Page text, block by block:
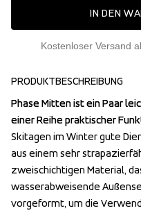
IN DEN
Kostenloser Versand
PRODUKTBESCHREIBUNG
Phase Mitten ist ein Paar
einer Reihe praktischer
Skitagen im Winter gute
aus einem sehr
zweischichtigen Material,
wasserabweisende
vorgeformt, um die
Phase Mitten ist ein Paar
einer Reihe praktischer
Skitagen im Winter gute
aus einem sehr
zweischichtigen Material,
wasserabweisende
vorgeformt, um die